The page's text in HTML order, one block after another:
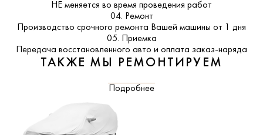
НЕ меняется во время проведения работ
04. Ремонт
Производство срочного ремонта Вашей машины от 1 дня
05. Приемка
Передача восстановленного авто и оплата заказ-наряда
ТАКЖЕ МЫ РЕМОНТИРУЕМ
Подробнее